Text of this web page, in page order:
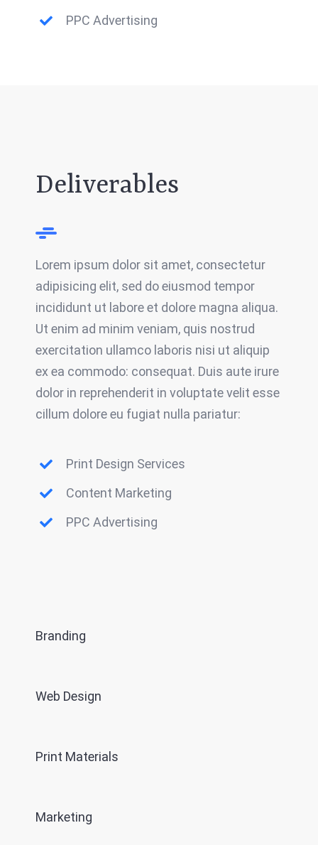
PPC Advertising
Deliverables
Lorem ipsum dolor sit amet, consectetur
adipisicing elit, sed do eiusmod tempor
incididunt ut labore et dolore magna aliqua.
Ut enim ad minim veniam, quis nostrud
exercitation ullamco laboris nisi ut aliquip
ex ea commodo: consequat. Duis aute irure
dolor in reprehenderit in voluptate velit esse
cillum dolore eu fugiat nulla pariatur:
Print Design Services
Content Marketing
PPC Advertising
Branding
Web Design
Print Materials
Marketing